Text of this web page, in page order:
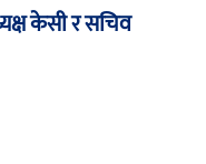
केसी र सचिव